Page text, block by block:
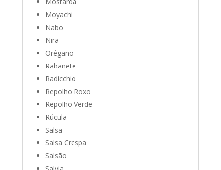
Moyachi
Nabo
Nira
Orégano
Rabanete
Radicchio
Repolho Roxo
Repolho Verde
Rúcula
Salsa
Salsa Crespa
Salsão